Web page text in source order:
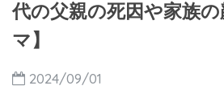
代の父親の死因や家族の
マ】
2024/09/01